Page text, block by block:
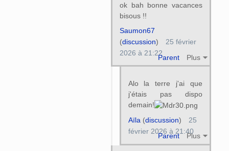
ok bah bonne vacances
bisous !!
Parent Plus
Saumon67
(discussion)
25 février
2026 à 21:22
Alo la terre j'ai que
j'étais pas dispo
demain!
Parent Plus
Aïla (discussion)
25
février 2026 à 21:40